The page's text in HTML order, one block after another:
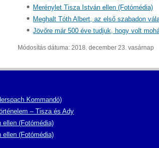
Merénylet Tisza István ellen (Fotómédia)
Meghalt Tóth Albert, az első szabadon
Jövőre már 500 éve tudjuk, hogy volt
Módosítás dátuma: 2018. december 23. vasárnap
Kommandó)
– Tisza és Ady
ellen (Fotómédia)
ellen (Fotómédia)